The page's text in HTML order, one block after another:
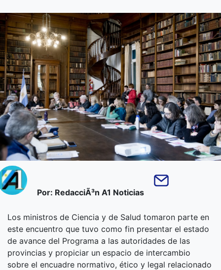
Por: RedacciÃ³n A1 Noticias
Los ministros de Ciencia y de Salud tomaron parte en
este encuentro que tuvo como fin presentar el estado
de avance del Programa a las autoridades de las
provincias y propiciar un espacio de intercambio
sobre el encuadre normativo, ético y legal relacionado